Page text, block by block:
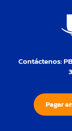
Contáctenos:
Pagar